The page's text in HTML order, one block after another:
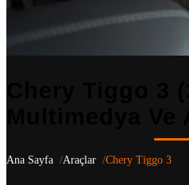
Ana Sayfa Araçlar Chery Tiggo 3